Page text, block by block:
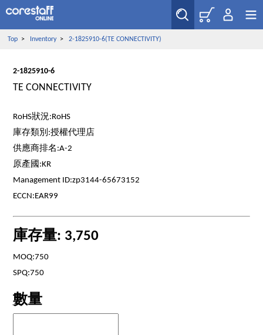
Top> Inventory> 2-1825910-6(TE CONNECTIVITY)
2-1825910-6
TE CONNECTIVITY
RoHS狀況:RoHS
庫存類別:授權代理店
供應商排名:A-2
原產國:KR
Management ID:zp3144-65673152
ECCN:EAR99
庫存量: 3,750
MOQ:750
SPQ:750
數量